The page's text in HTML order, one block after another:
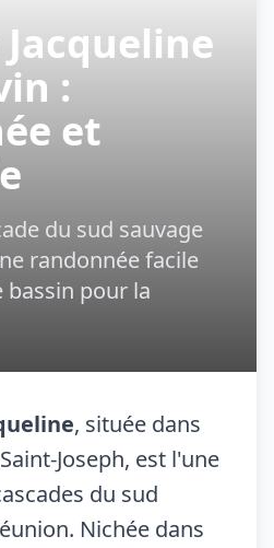
Jacqueline
:
et
du sud sauvage
randonnée facile
bassin pour la
, située dans
Joseph, est l'une
du sud
Nichée dans